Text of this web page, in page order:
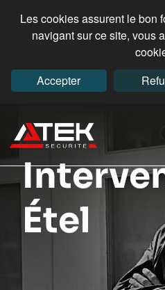
Les cookies assurent le bon
navigant sur ce site, vous
Accepter
Étel